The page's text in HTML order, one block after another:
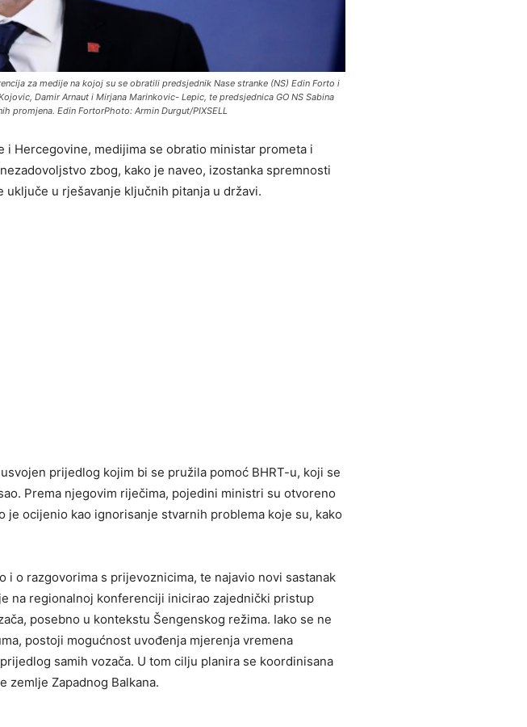
za medije na kojoj su se obratili predsjednik Nase stranke (NS) Edin Forto i
Damir Arnaut i Mirjana Marinkovic- Lepic, te predsjednica GO NS Sabina
promjena. Edin FortorPhoto: Armin Durgut/PIXSELL
i Hercegovine, medijima se obratio ministar prometa i
zbog, kako je naveo, izostanka spremnosti
uključe u rješavanje ključnih pitanja u državi.
prijedlog kojim bi se pružila pomoć BHRT-u, koji se
Prema njegovim riječima, pojedini ministri su otvoreno
je ocijenio kao ignorisanje stvarnih problema koje su, kako
i o razgovorima s prijevoznicima, te najavio novi sastanak
na regionalnoj konferenciji inicirao zajednički pristup
posebno u kontekstu Šengenskog režima. Iako se ne
postoji mogućnost uvođenja mjerenja vremena
samih vozača. U tom cilju planira se koordinisana
zemlje Zapadnog Balkana.